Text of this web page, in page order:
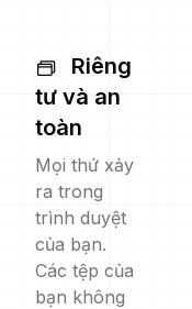
Riêng
tư và an
toàn
Mọi thứ xảy
ra trong
trình duyệt
của bạn.
Các tệp của
bạn không